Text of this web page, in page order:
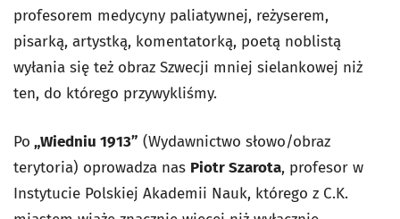
profesorem medycyny paliatywnej, reżyserem,
pisarką, artystką, komentatorką, poetą noblistą
wyłania się też obraz Szwecji mniej sielankowej niż
ten, do którego przywykliśmy.
Po „Wiedniu 1913” (Wydawnictwo słowo/obraz
terytoria) oprowadza nas Piotr Szarota, profesor w
Instytucie Polskiej Akademii Nauk, którego z C.K.